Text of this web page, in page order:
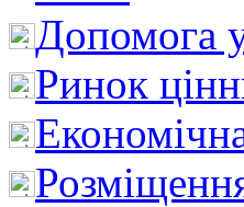
Допомога
Ринок